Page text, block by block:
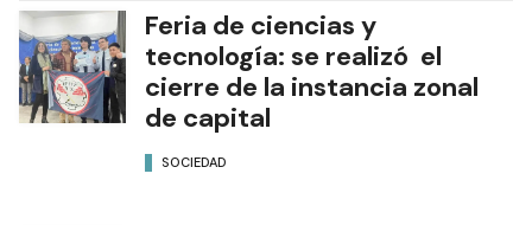
Feria de ciencias y
tecnología: se realizó el
cierre de la instancia zonal
de capital
SOCIEDAD